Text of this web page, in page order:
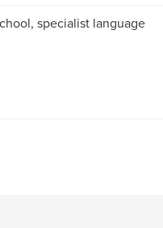
specialist language